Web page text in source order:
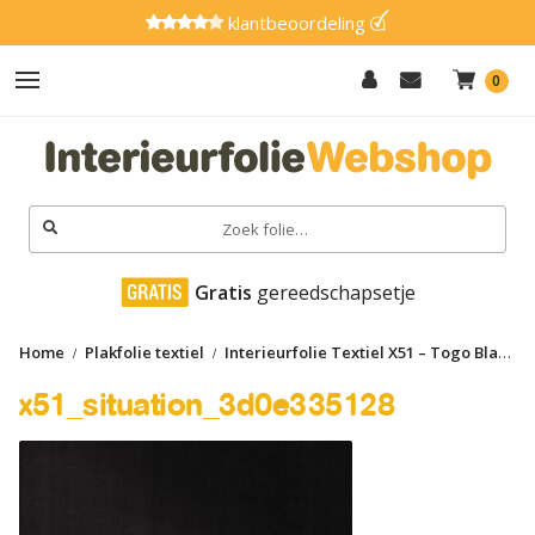
klantbeoordeling
0
Zoeken
naar:
Hout
Effen
Marmer
Glitter
Natuursteen
Gratis gereedschapsetje
Home Plakfolie textiel
Interieurfolie Textiel X51 – Togo Black
x51_situation_3d0e335128